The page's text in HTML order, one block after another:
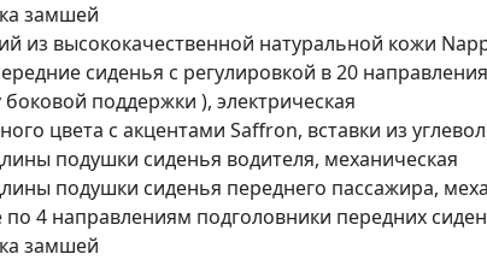
замшей
из высококачественной натуральной кожи
сиденья с регулировкой в 20
боковой поддержки ), электрическая
цвета c акцентами Saffron, вставки из
подушки сиденья водителя, механическая
подушки сиденья переднего пассажира,
по 4 направлениям подголовники передних
замшей